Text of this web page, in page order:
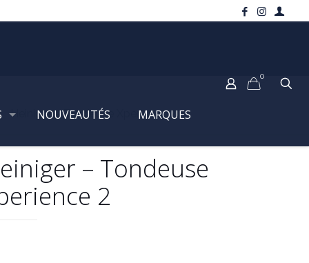
NOUVEAUTÉS MARQUES
0
Heiniger – Tondeuse Xperience 2
– Tondeuse
2